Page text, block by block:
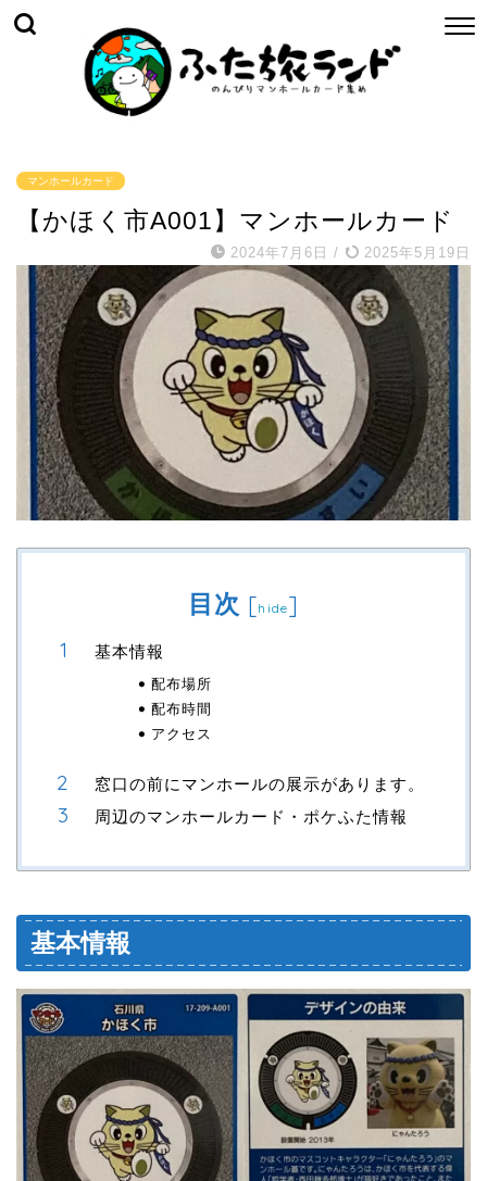
マンホールカード
【かほく市A001】マンホールカード
2024年7月6日 / 2025年5月19日
目次 [hide]
基本情報
配布場所
配布時間
アクセス
窓口の前にマンホールの展示があります。
周辺のマンホールカード・ポケふた情報
基本情報